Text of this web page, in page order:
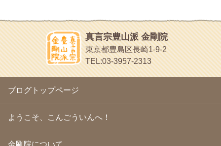
2010年5月(22)
2010年4月(25)
2010年3月(22)
2010年2月
(23)
2010年1月(23)
2009年12月(18)
2009年10月(20)
2009年9月(20)
2009年8月 (18)
2009年7月
(21)
2009年6月(22)
2009年5月(20)
ほうげん日記
放言じゃなくて和尚さんの名前だよ
面白いサイトみつけたよ。
ヘェ～という感じ
chocolab.Air♪DIALY
ラブラドールのワンちゃんがかわいいよ
真言宗豊山派 金剛院
東京都豊島区長崎1-9-2
TEL:03-3957-2313
ブログトップページ
ようこそ、こんごういんへ！
金剛院について